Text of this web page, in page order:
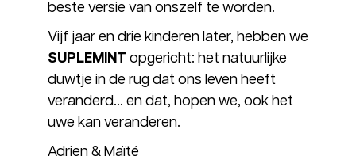
beste versie van onszelf te worden.
Vijf jaar en drie kinderen later, hebben we
SUPLEMINT opgericht: het natuurlijke
duwtje in de rug dat ons leven heeft
veranderd… en dat, hopen we, ook het
uwe kan veranderen.
Adrien & Maïté